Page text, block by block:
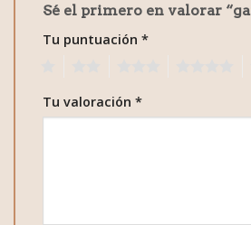
Sé el primero en valorar
Tu puntuación *
Tu valoración *